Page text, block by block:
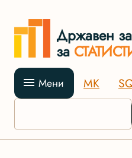
Државен
за
Мени MK